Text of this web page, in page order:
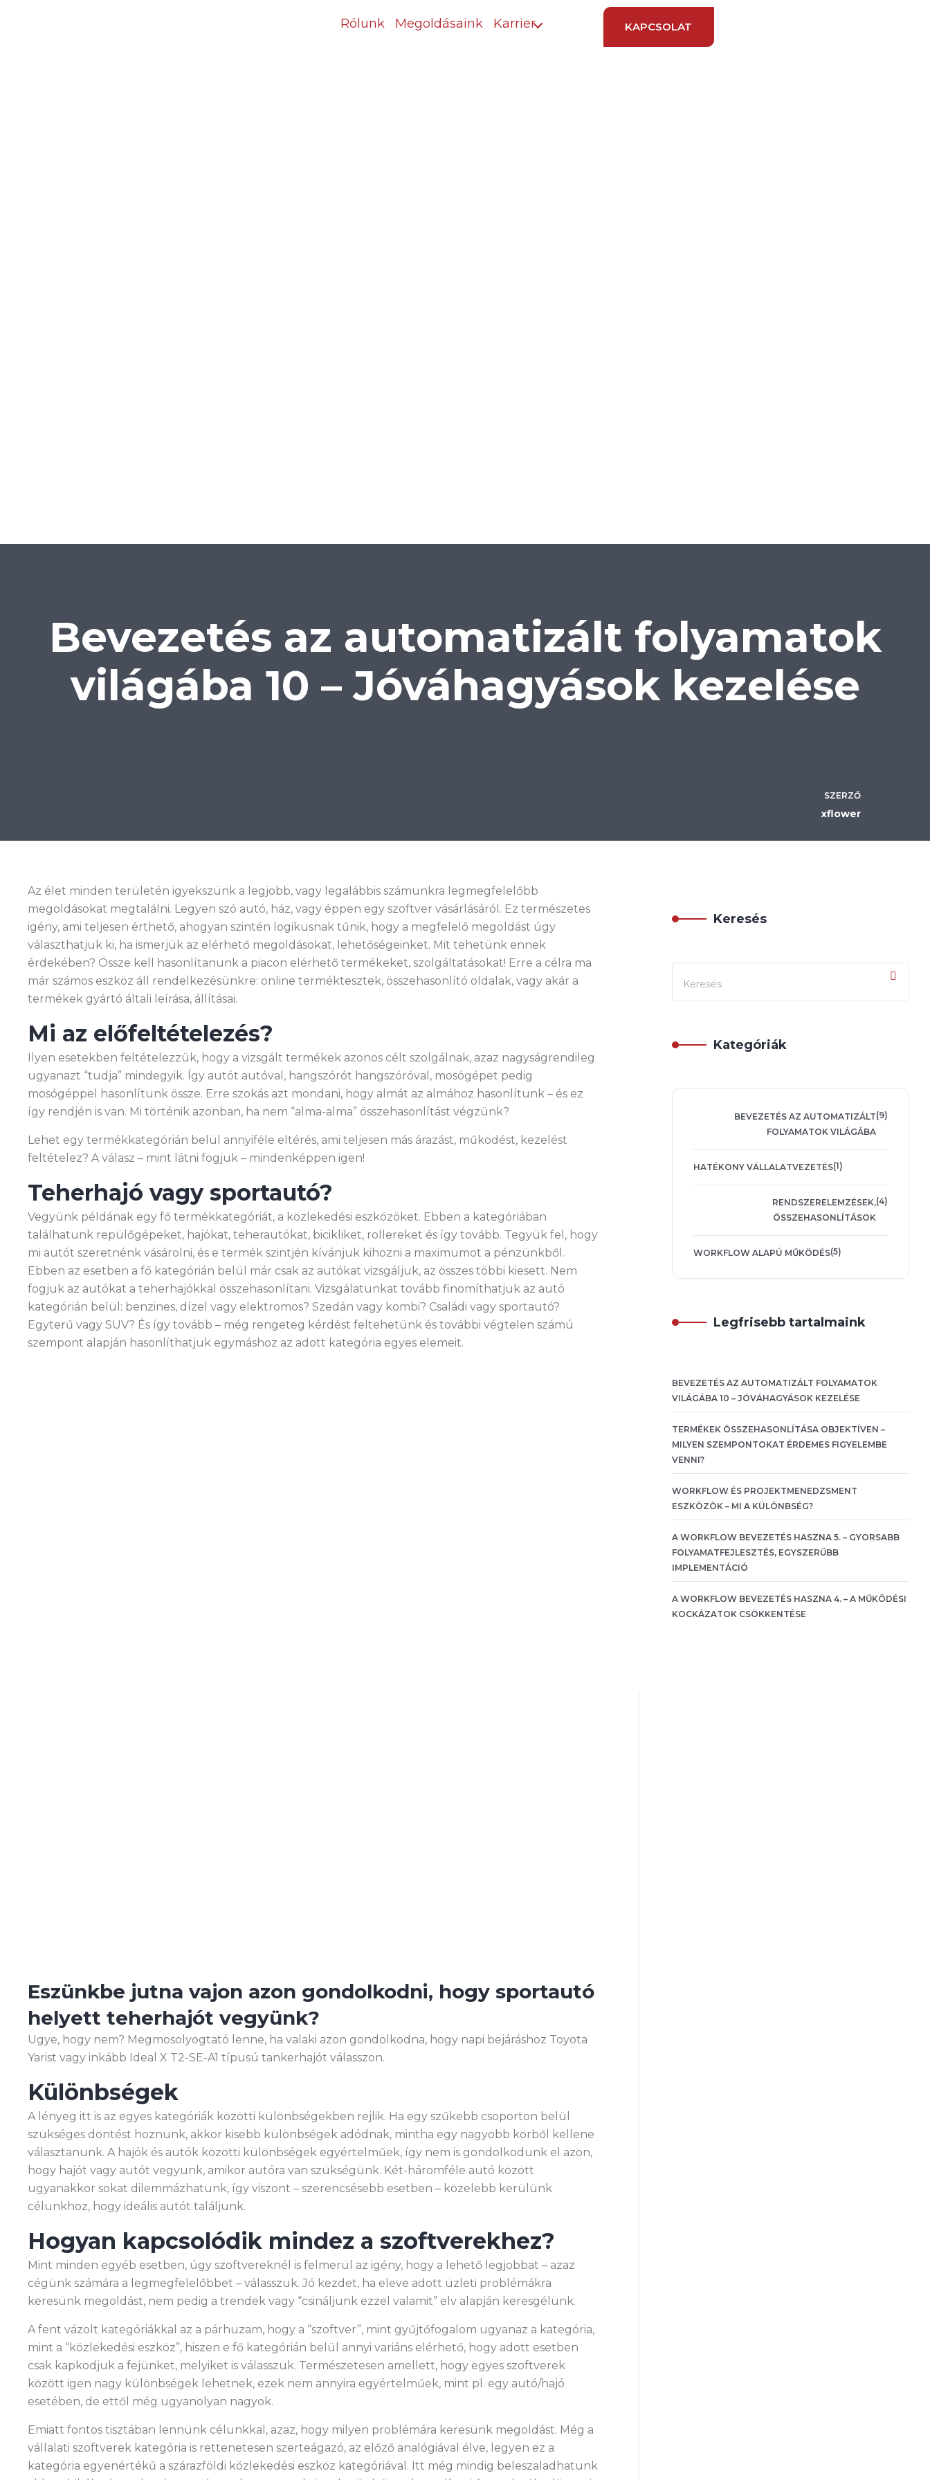
Rólunk Megoldásaink Karrier KAPCSOLAT
Bevezetés az automatizált folyamatok
világába 10 – Jóváhagyások kezelése
SZERZŐ
xflower
Az élet minden területén igyekszünk a legjobb, vagy legalábbis számunkra legmegfelelőbb
megoldásokat megtalálni. Legyen szó autó, ház, vagy éppen egy szoftver vásárlásáról. Ez természetes
igény, ami teljesen érthető, ahogyan szintén logikusnak tűnik, hogy a megfelelő megoldást úgy
választhatjuk ki, ha ismerjük az elérhető megoldásokat, lehetőségeinket. Mit tehetünk ennek
érdekében? Össze kell hasonlítanunk a piacon elérhető termékeket, szolgáltatásokat! Erre a célra ma
már számos eszköz áll rendelkezésünkre: online terméktesztek, összehasonlító oldalak, vagy akár a
termékek gyártó általi leírása, állításai.
Mi az előfeltételezés?
Ilyen esetekben feltételezzük, hogy a vizsgált termékek azonos célt szolgálnak, azaz nagyságrendileg
ugyanazt “tudja” mindegyik. Így autót autóval, hangszórót hangszóróval, mosógépet pedig
mosógéppel hasonlítunk össze. Erre szokás azt mondani, hogy almát az almához hasonlítunk – és ez
így rendjén is van. Mi történik azonban, ha nem “alma-alma” összehasonlítást végzünk?
Lehet egy termékkategórián belül annyiféle eltérés, ami teljesen más árazást, működést, kezelést
feltételez? A válasz – mint látni fogjuk – mindenképpen igen!
Teherhajó vagy sportautó?
Vegyünk példának egy fő termékkategóriát, a közlekedési eszközöket. Ebben a kategóriában
találhatunk repülőgépeket, hajókat, teherautókat, bicikliket, rollereket és így tovább. Tegyük fel, hogy
mi autót szeretnénk vásárolni, és e termék szintjén kívánjuk kihozni a maximumot a pénzünkből.
Ebben az esetben a fő kategórián belül már csak az autókat vizsgáljuk, az összes többi kiesett. Nem
fogjuk az autókat a teherhajókkal összehasonlítani. Vizsgálatunkat tovább finomíthatjuk az autó
kategórián belül: benzines, dízel vagy elektromos? Szedán vagy kombi? Családi vagy sportautó?
Egyterű vagy SUV? És így tovább – még rengeteg kérdést feltehetünk és további végtelen számú
szempont alapján hasonlíthatjuk egymáshoz az adott kategória egyes elemeit.
Eszünkbe jutna vajon azon gondolkodni, hogy sportautó
helyett teherhajót vegyünk?
Ugye, hogy nem? Megmosolyogtató lenne, ha valaki azon gondolkodna, hogy napi bejáráshoz Toyota
Yarist vagy inkább Ideal X T2-SE-A1 típusú tankerhajót válasszon.
Különbségek
A lényeg itt is az egyes kategóriák közötti különbségekben rejlik. Ha egy szűkebb csoporton belül
szükséges döntést hoznunk, akkor kisebb különbségek adódnak, mintha egy nagyobb körből kellene
választanunk. A hajók és autók közötti különbségek egyértelműek, így nem is gondolkodunk el azon,
hogy hajót vagy autót vegyünk, amikor autóra van szükségünk. Két-háromféle autó között
ugyanakkor sokat dilemmázhatunk, így viszont – szerencsésebb esetben – közelebb kerülünk
célunkhoz, hogy ideális autót találjunk.
Hogyan kapcsolódik mindez a szoftverekhez?
Mint minden egyéb esetben, úgy szoftvereknél is felmerül az igény, hogy a lehető legjobbat – azaz
cégünk számára a legmegfelelőbbet – válasszuk. Jó kezdet, ha eleve adott üzleti problémákra
keresünk megoldást, nem pedig a trendek vagy “csináljunk ezzel valamit” elv alapján keresgélünk.
A fent vázolt kategóriákkal az a párhuzam, hogy a “szoftver”, mint gyűjtőfogalom ugyanaz a kategória,
mint a “közlekedési eszköz”, hiszen e fő kategórián belül annyi variáns elérhető, hogy adott esetben
csak kapkodjuk a fejünket, melyiket is válasszuk. Természetesen amellett, hogy egyes szoftverek
között igen nagy különbségek lehetnek, ezek nem annyira egyértelműek, mint pl. egy autó/hajó
esetében, de ettől még ugyanolyan nagyok.
Emiatt fontos tisztában lennünk célunkkal, azaz, hogy milyen problémára keresünk megoldást. Még a
vállalati szoftverek kategória is rettenetesen szerteágazó, az előző analógiával élve, legyen ez a
kategória egyenértékű a szárazföldi közlekedési eszköz kategóriával. Itt még mindig beleszaladhatunk
Keresés
Kategóriák
BEVEZETÉS AZ AUTOMATIZÁLT
FOLYAMATOK VILÁGÁBA
(9)
HATÉKONY VÁLLALATVEZETÉS(1)
RENDSZERELEMZÉSEK,
ÖSSZEHASONLÍTÁSOK
(4)
WORKFLOW ALAPÚ MŰKÖDÉS(5)
Legfrisebb tartalmaink
BEVEZETÉS AZ AUTOMATIZÁLT FOLYAMATOK
VILÁGÁBA 10 – JÓVÁHAGYÁSOK KEZELÉSE
TERMÉKEK ÖSSZEHASONLÍTÁSA OBJEKTÍVEN –
MILYEN SZEMPONTOKAT ÉRDEMES FIGYELEMBE
VENNI?
WORKFLOW ÉS PROJEKTMENEDZSMENT
ESZKÖZÖK – MI A KÜLÖNBSÉG?
A WORKFLOW BEVEZETÉS HASZNA 5. – GYORSABB
FOLYAMATFEJLESZTÉS, EGYSZERŰBB
IMPLEMENTÁCIÓ
A WORKFLOW BEVEZETÉS HASZNA 4. – A MŰKÖDÉSI
KOCKÁZATOK CSÖKKENTÉSE